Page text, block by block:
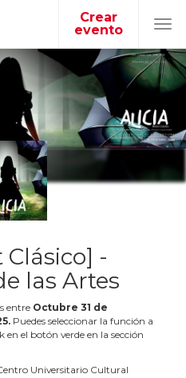
Crear
evento
-
las Artes
entre Octubre 31 de
. Puedes seleccionar la función a
en el botón verde en la sección
Universitario Cultural